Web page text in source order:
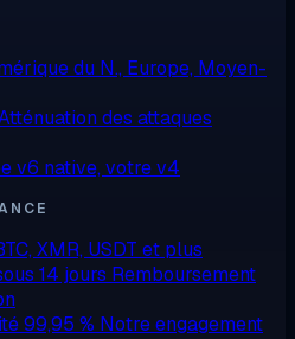
du N., Europe, Moyen-
des attaques
v6 native, votre v4
XMR, USDT et plus
14 jours Remboursement
99,95 % Notre engagement